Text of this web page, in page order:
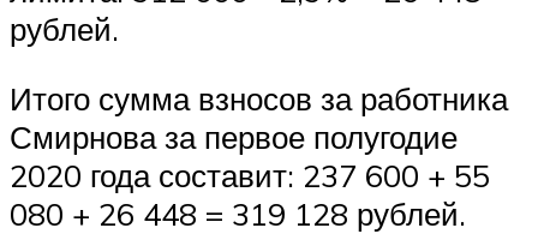
рублей.
Итого сумма взносов за работника
Смирнова за первое полугодие
2020 года составит: 237 600 + 55
080 + 26 448 = 319 128 рублей.